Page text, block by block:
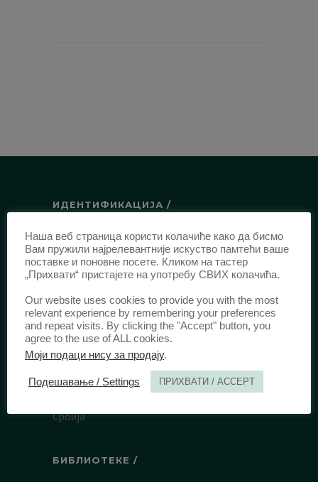
ИДЕНТИФИКАЦИЈА /
ISSN:0003-2565(Штампано издање)
еISSN:2406-2693(Онлајн издање)
DOI:10.51204/Anali_PFBU_1906
ИЗДАВАЧ /
Правни факултет Универзитета у
Београду
Булевар краља Александра 67
Србија
БИБЛИОТЕКЕ /
Наша веб страница користи колачиће како да бисмо
Вам пружили најрелевантније искуство памтећи ваше
поставке и поновне посете. Кликом на тастер
„Прихвати“ пристајете на употребу СВИХ колачића.
Our website uses cookies to provide you with the most
relevant experience by remembering your preferences
and repeat visits. By clicking the "Accept" button, you
agree to the use of ALL cookies.
Моји подаци нису за продају.
Подешавање / Settings ПРИХВАТИ / ACCEPT